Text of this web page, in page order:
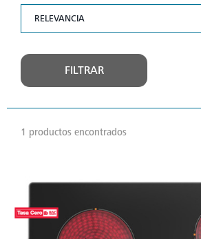
FILTRAR
1 productos encontrados